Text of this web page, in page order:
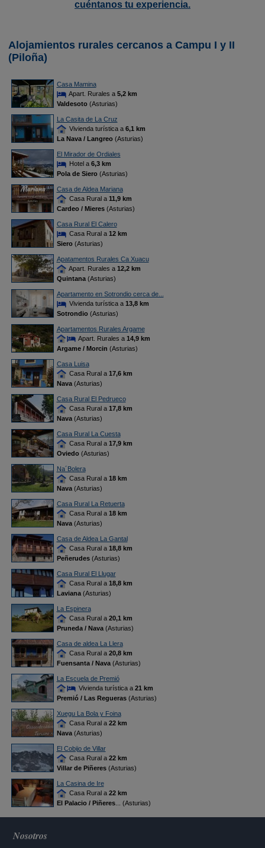
cuéntanos tu experiencia.
Alojamientos rurales cercanos a Campu I y II
(Piloña)
Casa Mamina
Apart. Rurales a 5,2 km
Valdesoto(Asturias)
La Casita de La Cruz
Vivienda turística a 6,1 km
La Nava / Langreo(Asturias)
El Mirador de Ordiales
Hotel a 6,3 km
Pola de Siero(Asturias)
Casa de Aldea Mariana
Casa Rural a 11,9 km
Cardeo / Mieres(Asturias)
Casa Rural El Calero
Casa Rural a 12 km
Siero(Asturias)
Apatamentos Rurales Ca Xuacu
Apart. Rurales a 12,2 km
Quintana(Asturias)
Apartamento en Sotrondio cerca de...
Vivienda turística a 13,8 km
Sotrondio(Asturias)
Apartamentos Rurales Argame
Apart. Rurales a 14,9 km
Argame / Morcin (Asturias)
Casa Luisa
Casa Rural a 17,6 km
Nava(Asturias)
Casa Rural El Pedrueco
Casa Rural a 17,8 km
Nava(Asturias)
Casa Rural La Cuesta
Casa Rural a 17,9 km
Oviedo(Asturias)
Na´Bolera
Casa Rural a 18 km
Nava(Asturias)
Casa Rural La Retuerta
Casa Rural a 18 km
Nava(Asturias)
Casa de Aldea La Gantal
Casa Rural a 18,8 km
Peñerudes(Asturias)
Casa Rural El Llugar
Casa Rural a 18,8 km
Laviana(Asturias)
La Espinera
Casa Rural a 20,1 km
Pruneda / Nava(Asturias)
Casa de aldea La Llera
Casa Rural a 20,8 km
Fuensanta / Nava(Asturias)
La Escuela de Premió
Vivienda turística a 21 km
Premió / Las Regueras(Asturias)
Xuegu La Bola y Foina
Casa Rural a 22 km
Nava(Asturias)
El Cobijo de Villar
Casa Rural a 22 km
Villar de Piñeres(Asturias)
La Casina de Ire
Casa Rural a 22 km
El Palacio / Piñeres... (Asturias)
Nosotros